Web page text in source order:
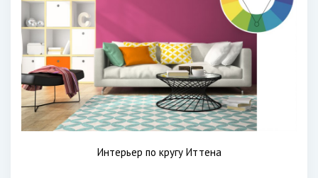
Интерьер по кругу Иттена